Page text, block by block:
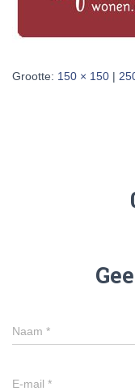
Grootte: 150 × 150 |
Naam *
E-mail *